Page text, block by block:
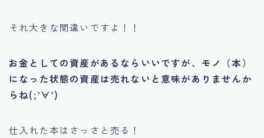
それ大きな間違いですよ！！
お金としての資産があるならいいですが、モノ（本）
になった状態の資産は売れないと意味がありませんか
らね(;’∀’)
仕入れた本はさっさと売る！